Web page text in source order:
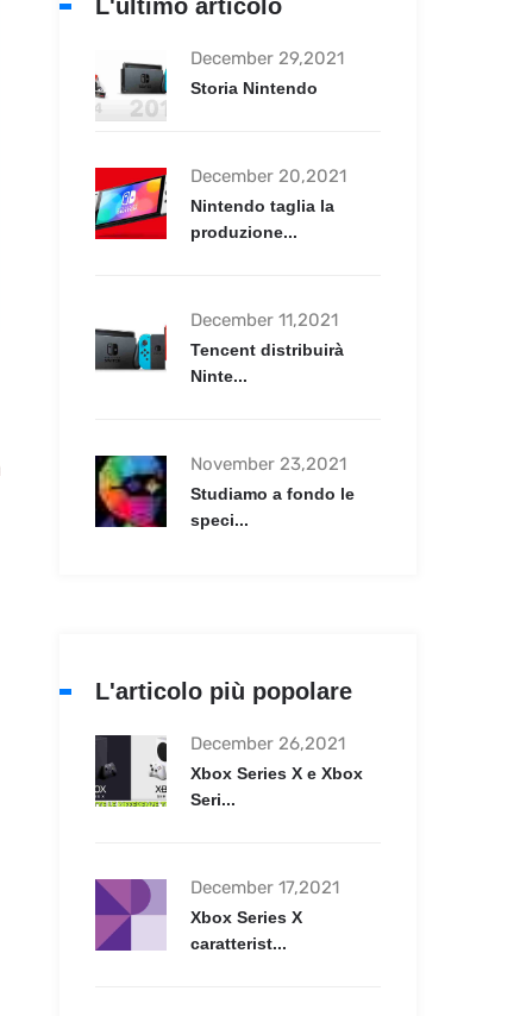
L'ultimo articolo
December 29,2021
Storia Nintendo
December 20,2021
Nintendo taglia la
produzione...
December 11,2021
Tencent distribuirà
Ninte...
November 23,2021
Studiamo a fondo le
speci...
L'articolo più popolare
December 26,2021
Xbox Series X e Xbox
Seri...
December 17,2021
Xbox Series X
caratterist...